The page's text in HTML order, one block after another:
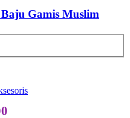
Gamis Muslim